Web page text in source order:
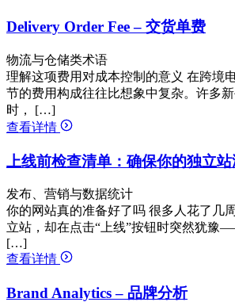
Delivery Order Fee – 交货单费
物流与仓储类术语
理解这项费用对成本控制的意义 在跨境
节的费用构成往往比想象中复杂。许多
时， […]
查看详情
上线前检查清单：确保你的独立
发布、营销与数据统计
你的网站真的准备好了吗 很多人花了几
立站，却在点击“上线”按钮时突然犹豫
[…]
查看详情
Brand Analytics – 品牌分析